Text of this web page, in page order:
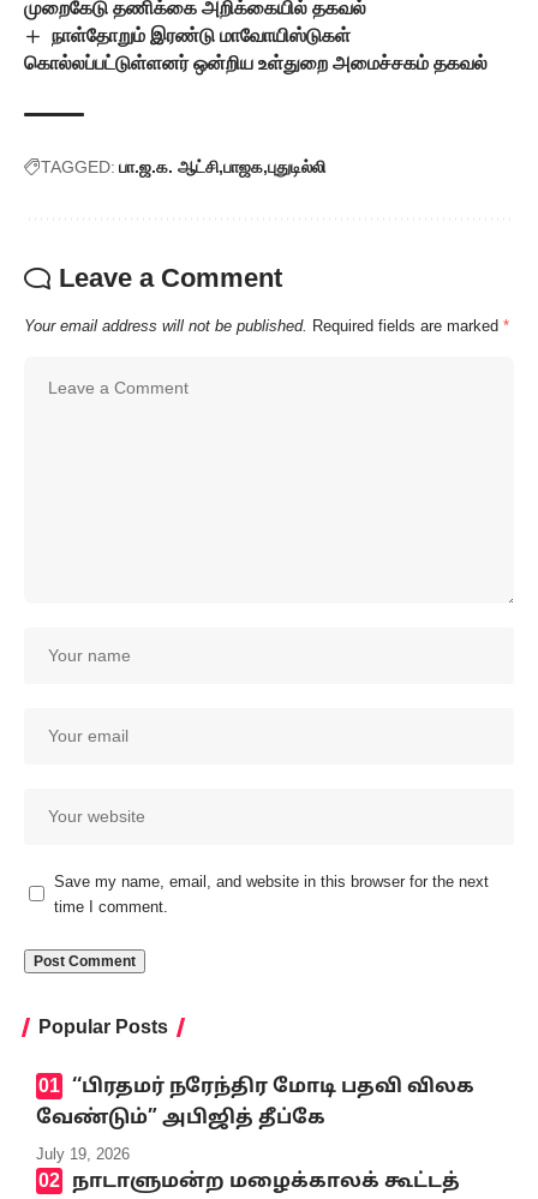
முறைகேடு தணிக்கை அறிக்கையில் தகவல்
நாள்தோறும் இரண்டு மாவோயிஸ்டுகள்
கொல்லப்பட்டுள்ளனர் ஒன்றிய உள்துறை அமைச்சகம் தகவல்
TAGGED: பா.ஜ.க. ஆட்சி பாஜக புதுடில்லி
Leave a Comment
Your email address will not be published. Required fields are marked *
Save my name, email, and website in this browser for the next
time I comment.
Popular Posts
‘‘பிரதமர் நரேந்திர மோடி பதவி விலக
வேண்டும்” அபிஜித் தீப்கே
July 19, 2026
நாடாளுமன்ற மழைக்காலக் கூட்டத்